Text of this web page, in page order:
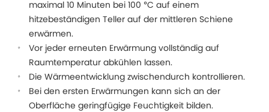
maximal 10 Minuten bei 100 °C auf einem
hitzebeständigen Teller auf der mittleren Schiene
erwärmen.
Vor jeder erneuten Erwärmung vollständig auf
Raumtemperatur abkühlen lassen.
Die Wärmeentwicklung zwischendurch kontrollieren.
Bei den ersten Erwärmungen kann sich an der
Oberfläche geringfügige Feuchtigkeit bilden.